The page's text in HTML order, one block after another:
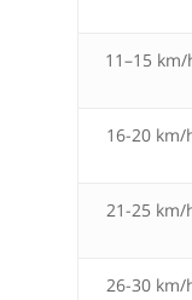
11–15 km/
16-20 km/
21-25 km/
26-30 km/